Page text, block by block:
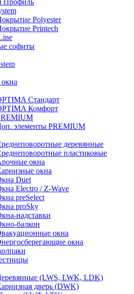
Профиль
Polyester
Printech
софиты
Стандарт
Комфорт
элементы PREMIUM
деревянные
пластиковые
окна
окна
Duet
Electro / Z-Wave
preSelect
proSky
надставки
балкон
окна
окна
(LWS, LWK, LDK)
дверь (DWK)